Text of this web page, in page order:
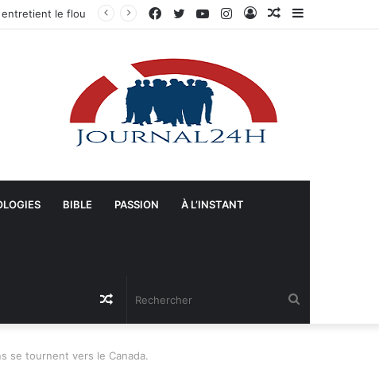
Gonaïves : Arrivée massive de véhicules blindés et d’un contingent sri-lankais de la FRG dans l’Artibonite
Sidebar
Article
Connexion
Instagram
YouTube
Twitter
Facebook
BIBLE PASSION À L’INSTANT
Article
se tournent vers le Canada.